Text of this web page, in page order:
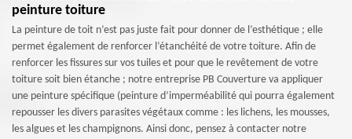
peinture toiture
La peinture de toit n’est pas juste fait pour donner de l’esthétique ; elle
permet également de renforcer l’étanchéité de votre toiture. Afin de
renforcer les fissures sur vos tuiles et pour que le revêtement de votre
toiture soit bien étanche ; notre entreprise PB Couverture va appliquer
une peinture spécifique (peinture d’imperméabilité qui pourra également
repousser les divers parasites végétaux comme : les lichens, les mousses,
les algues et les champignons. Ainsi donc, pensez à contacter notre